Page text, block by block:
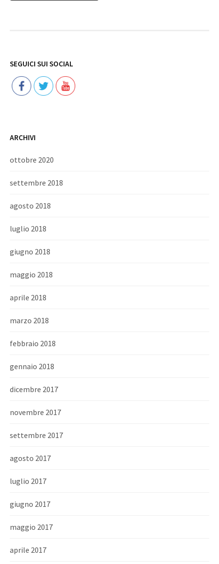
SEGUICI SUI SOCIAL
ARCHIVI
ottobre 2020
settembre 2018
agosto 2018
luglio 2018
giugno 2018
maggio 2018
aprile 2018
marzo 2018
febbraio 2018
gennaio 2018
dicembre 2017
novembre 2017
settembre 2017
agosto 2017
luglio 2017
giugno 2017
maggio 2017
aprile 2017